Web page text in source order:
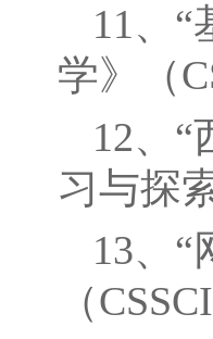
11、
学》（
12、
习与探
13、
（